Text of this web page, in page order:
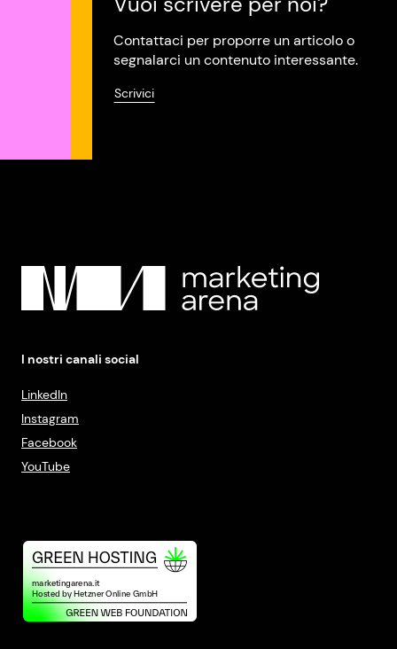
Contattaci per proporre un articolo o
segnalarci un contenuto interessante.
Scrivici
I nostri canali social
LinkedIn
Instagram
Facebook
YouTube